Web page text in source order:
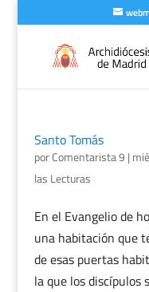
Santo Tomás
porComentarista 9 |
las Lecturas
En el Evangelio de
una habitación que
de esas puertas
la que los discípulos